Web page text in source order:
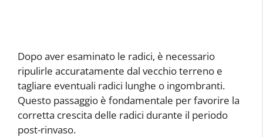
Dopo aver esaminato le radici, è necessario
ripulirle accuratamente dal vecchio terreno e
tagliare eventuali radici lunghe o ingombranti.
Questo passaggio è fondamentale per favorire la
corretta crescita delle radici durante il periodo
post-rinvaso.